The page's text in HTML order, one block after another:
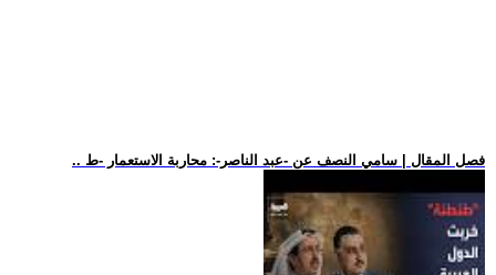
.. فصل المقال | سامي النصف عن -عبد الناصر-: محاربة الاستعمار -ط